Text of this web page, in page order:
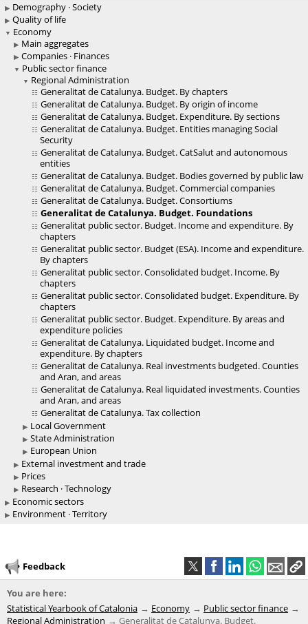
Demography · Society
Quality of life
Economy
Main aggregates
Companies · Finances
Public sector finance
Regional Administration
Generalitat de Catalunya. Budget. By chapters
Generalitat de Catalunya. Budget. By origin of income
Generalitat de Catalunya. Budget. Expenditure. By sections
Generalitat de Catalunya. Budget. Entities managing Social
Security
Generalitat de Catalunya. Budget. CatSalut and autonomous
entities
Generalitat de Catalunya. Budget. Bodies governed by public law
Generalitat de Catalunya. Budget. Commercial companies
Generalitat de Catalunya. Budget. Consortiums
Generalitat de Catalunya. Budget. Foundations
Generalitat public sector. Budget. Income and expenditure. By
chapters
Generalitat public sector. Budget (ESA). Income and expenditure.
By chapters
Generalitat public sector. Consolidated budget. Income. By
chapters
Generalitat public sector. Consolidated budget. Expenditure. By
chapters
Generalitat public sector. Budget. Expenditure. By areas and
expenditure policies
Generalitat de Catalunya. Liquidated budget. Income and
expenditure. By chapters
Generalitat de Catalunya. Real investments budgeted. Counties
and Aran, and areas
Generalitat de Catalunya. Real liquidated investments. Counties
and Aran, and areas
Generalitat de Catalunya. Tax collection
Local Government
State Administration
European Union
External investment and trade
Prices
Research · Technology
Economic sectors
Environment · Territory
Feedback
You are here:
Statistical Yearbook of Catalonia
Economy
Public sector finance
Regional Administration
Generalitat de Catalunya. Budget.